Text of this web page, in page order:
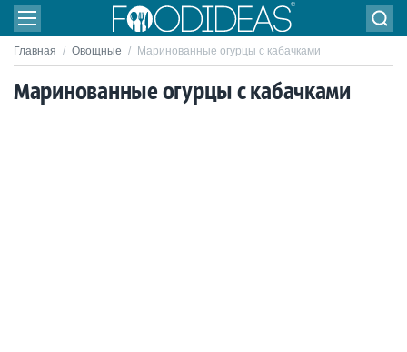
Главная / Овощные / Маринованные огурцы с кабачками
Маринованные огурцы с кабачками